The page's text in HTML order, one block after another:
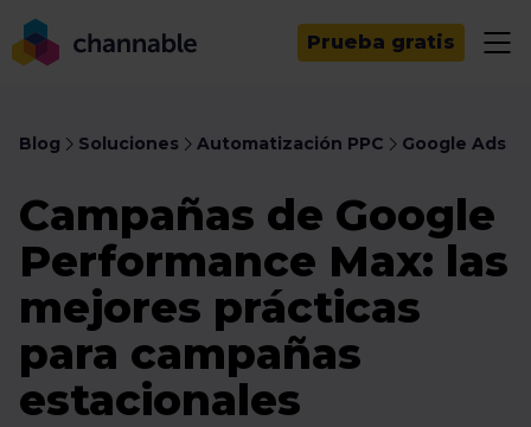
Prueba gratis
Blog Soluciones Automatización PPC Google Ads
Campañas de Google
Performance Max: las
mejores prácticas
para campañas
estacionales